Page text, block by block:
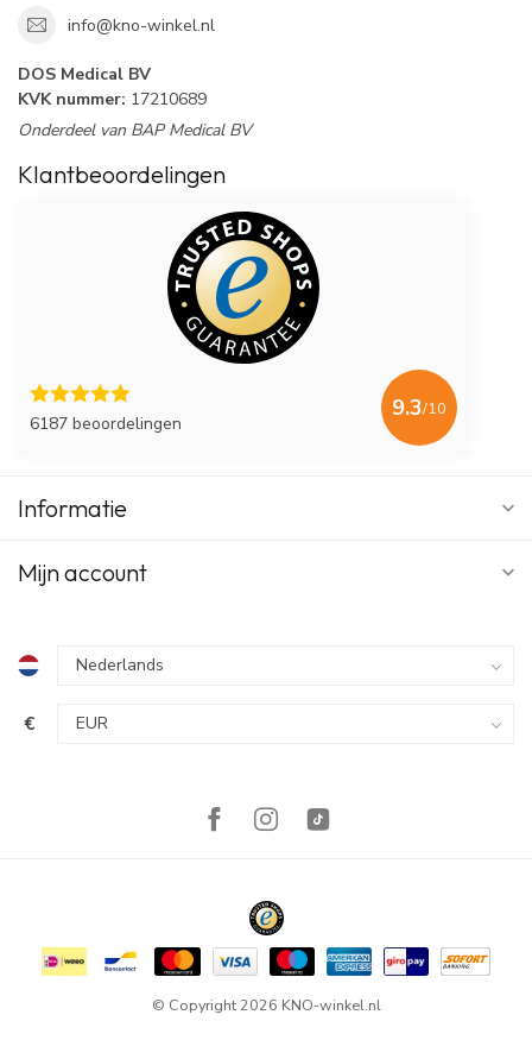
info@kno-winkel.nl
DOS Medical BV
KVK nummer: 17210689
Onderdeel van BAP Medical BV
Klantbeoordelingen
6187 beoordelingen
9.3/10
Informatie
Mijn account
€
© Copyright 2026 KNO-winkel.nl